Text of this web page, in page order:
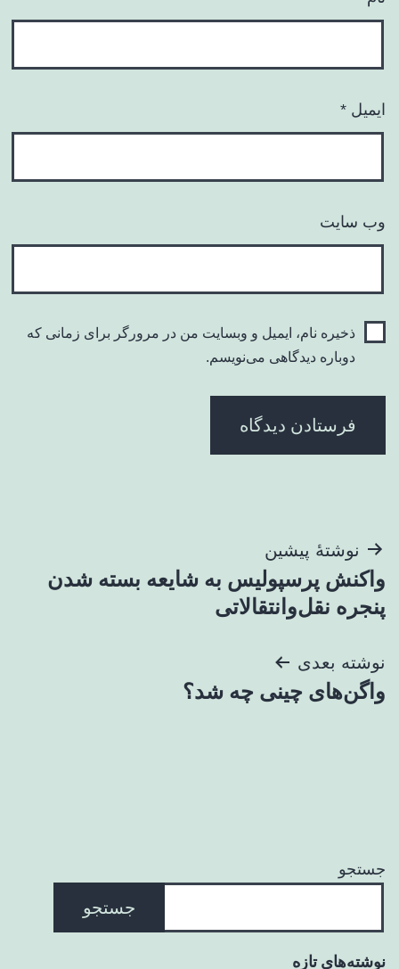
ایمیل *
وب‌ سایت
ذخیره نام، ایمیل و وبسایت من در مرورگر برای زمانی که
دوباره دیدگاهی می‌نویسم.
راهبری
نوشته
نوشتهٔ پیشین
واکنش پرسپولیس به شایعه بسته شدن
پنجره نقل‌وانتقالاتی
نوشته بعدی
واگن‌های چینی چه شد؟
جستجو
جستجو
نوشته‌های تازه